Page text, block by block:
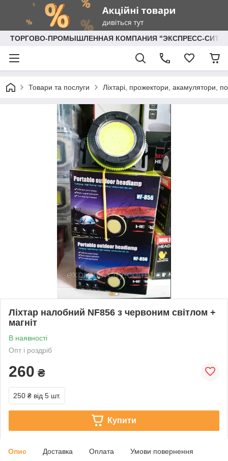
ТОРГОВО-ПРОМЫШЛЕННАЯ КОМПАНИЯ "ЭКСПРЕСС-СИТИ"
Товари та послуги Ліхтарі, прожектори, акамулятори,
Ліхтар налобний NF856 з червоним світлом +
магніт
В наявності
Опт і роздріб
260 ₴
250 ₴ від 5 шт.
Купити
Опис Доставка Оплата Умови повернення